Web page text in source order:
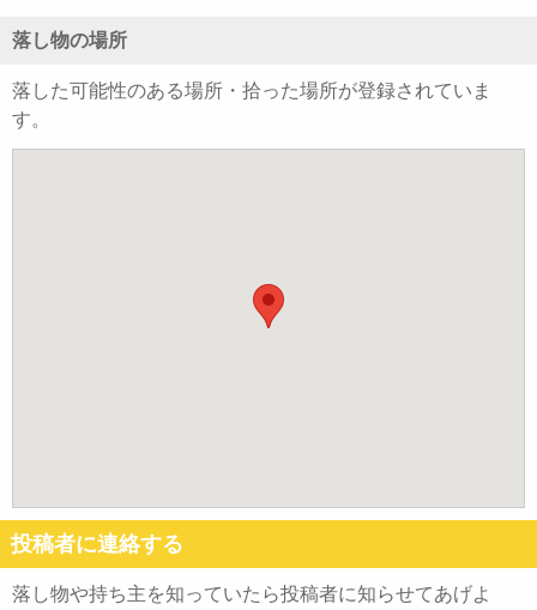
落し物の場所
落した可能性のある場所・拾った場所が登録されていま
す。
投稿者に連絡する
落し物や持ち主を知っていたら投稿者に知らせてあげよ